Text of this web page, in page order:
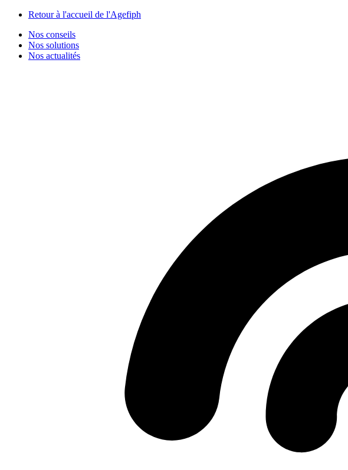
Retour à l'accueil de l'Agefiph
Nos conseils
Nos solutions
Nos actualités